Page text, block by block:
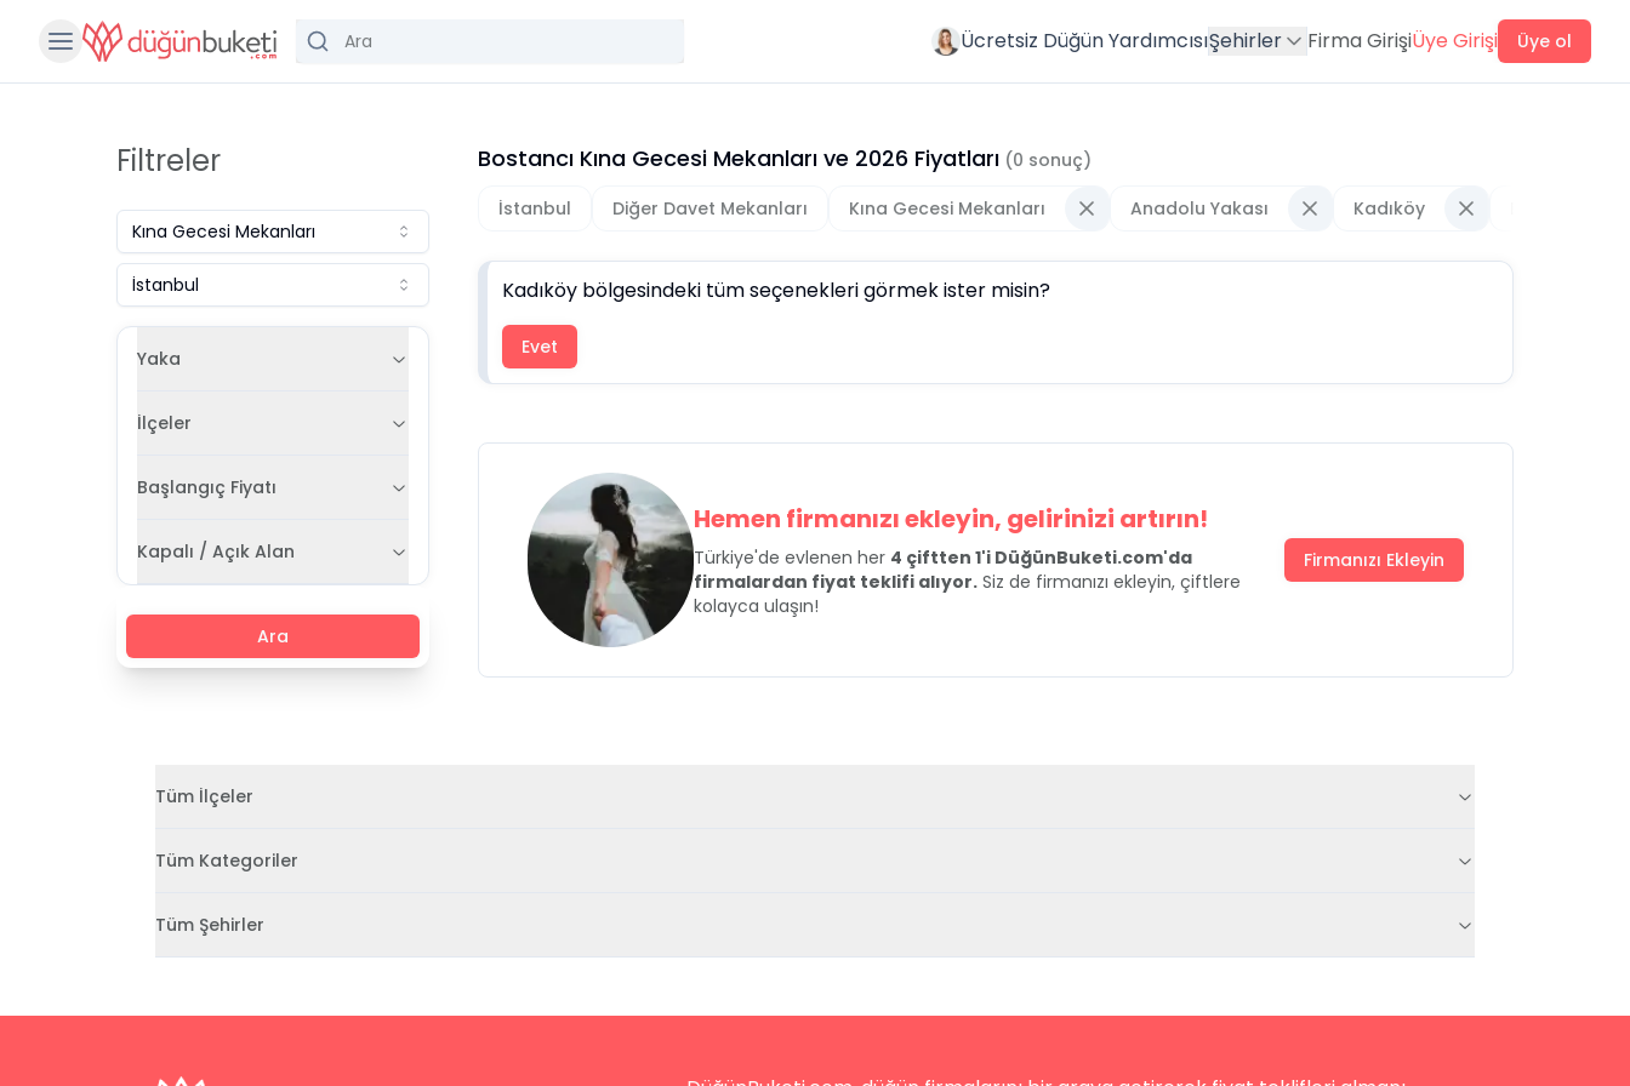
Ücretsiz Düğün YardımcısıŞehirler Firma GirişiÜye Girişi Üye ol
Filtreler
Kına Gecesi Mekanları
İstanbul
Yaka
İlçeler
Başlangıç Fiyatı
Kapalı / Açık Alan
Ara
Bostancı Kına Gecesi Mekanları ve 2026 Fiyatları (0 sonuç)
İstanbul
Diğer Davet Mekanları Kına Gecesi Mekanları Anadolu Yakası Kadıköy
Kadıköy bölgesindeki tüm seçenekleri görmek ister misin?
Evet
Hemen firmanızı ekleyin, gelirinizi artırın!
Türkiye'de evlenen her 4 çiftten 1'i DüğünBuketi.com'da
firmalardan fiyat teklifi alıyor. Siz de firmanızı ekleyin, çiftlere
kolayca ulaşın!
Firmanızı Ekleyin
Tüm İlçeler
Tüm Kategoriler
Tüm Şehirler